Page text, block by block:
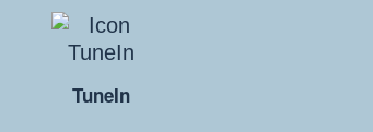
TuneIn